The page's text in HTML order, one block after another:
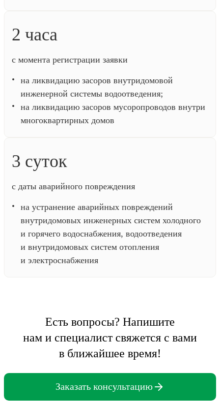
2 часа
c момента регистрации заявки
на ликвидацию засоров внутридомовой
инженерной системы водоотведения;
на ликвидацию засоров мусоропроводов внутри
многоквартирных домов
3 суток
с даты аварийного повреждения
на устранение аварийных повреждений
внутридомовых инженерных систем холодного
и горячего водоснабжения, водоотведения
и внутридомовых систем отопления
и электроснабжения
Есть вопросы? Напишите
нам и специалист свяжется с вами
в ближайшее время!
Заказать консультацию